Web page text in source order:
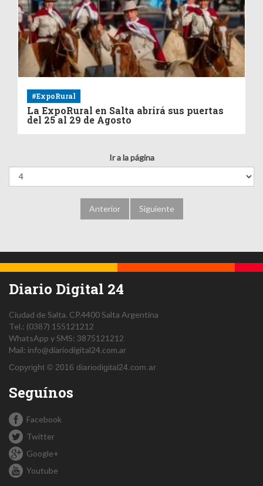
#ExpoRural
La ExpoRural en Salta abrirá sus puertas
del 25 al 29 de Agosto
Ir a la página
Anterior Siguiente
Diario Digital 24
Ciudad de Salta. CP.4400Salta Argentina
Tel.: (0387) 155121212
WhatsApp y SMS: 3875121212
Mail: info@diariodigital24.com.ar
Copyright © 2016 diariodigital24.com.ar
Seguínos
Facebook
Twitter
Google+
Youtube